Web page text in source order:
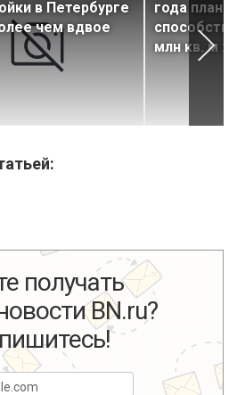
в Петербурге
чем вдвое
года
млн кв. м
получать
BN.ru?